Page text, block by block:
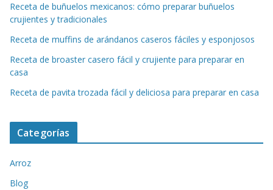
Receta de buñuelos mexicanos: cómo preparar buñuelos
crujientes y tradicionales
Receta de muffins de arándanos caseros fáciles y esponjosos
Receta de broaster casero fácil y crujiente para preparar en
casa
Receta de pavita trozada fácil y deliciosa para preparar en casa
Categorías
Arroz
Blog